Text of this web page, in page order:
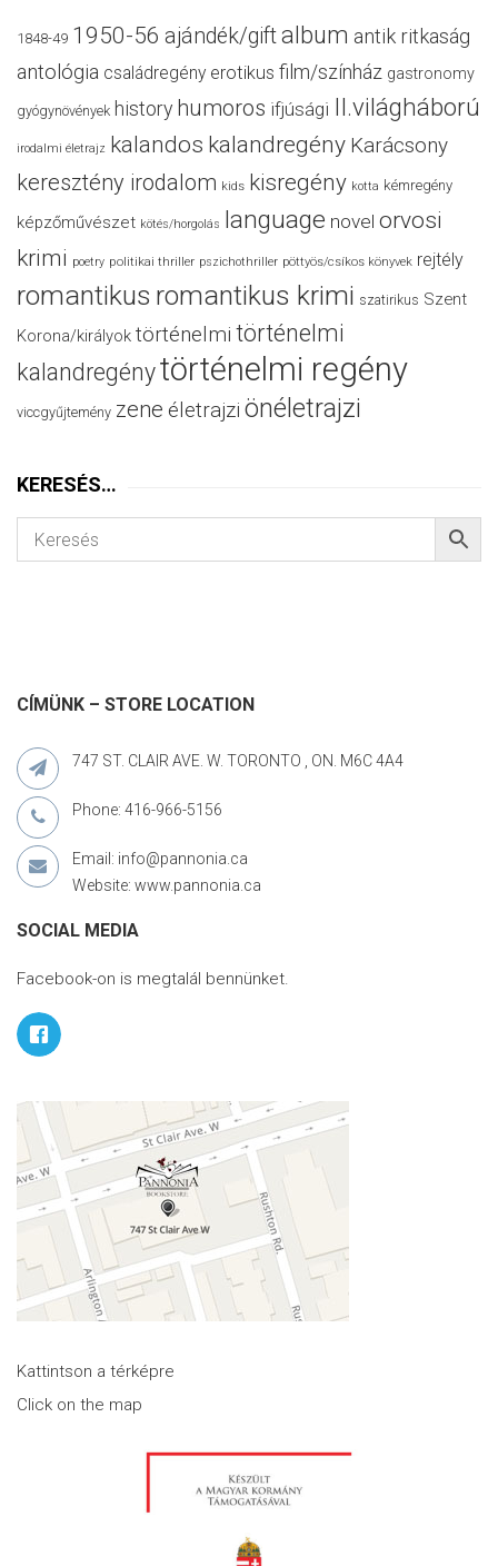
1848-49 1950-56 ajándék/giftalbum antik ritkaság
antológia családregény erotikus film/színház gastronomy
gyógynövények history humoros ifjúsági II.világháború
irodalmi életrajz kalandos kalandregény Karácsony
keresztény irodalom kids kisregény kotta kémregény
képzőművészet kötés/horgolás language novel orvosi
krimi poetry politikai thriller pszichothriller pöttyös/csíkos könyvek rejtély
romantikus romantikus krimi szatirikus Szent
Korona/királyok történelmi történelmi
kalandregénytörténelmi regény
viccgyűjtemény zene életrajzi önéletrajzi
KERESÉS…
CÍMÜNK – STORE LOCATION
747 ST. CLAIR AVE. W. TORONTO , ON. M6C 4A4
Phone: 416-966-5156
Email: info@pannonia.ca
Website: www.pannonia.ca
SOCIAL MEDIA
Facebook-on is megtalál bennünket.
Kattintson a térképre
Click on the map